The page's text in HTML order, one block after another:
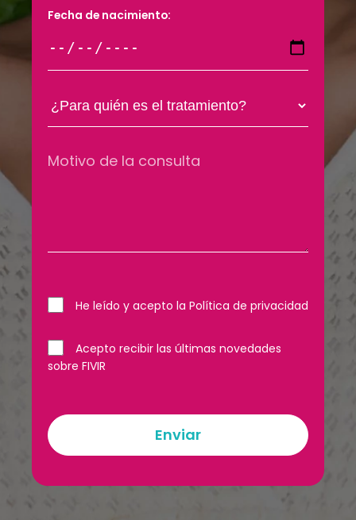
Fecha de nacimiento:
He leído y acepto la Política de privacidad
Acepto recibir las últimas novedades
sobre FIVIR